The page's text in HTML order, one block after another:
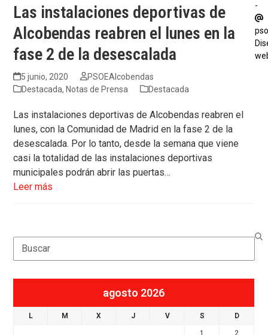
Las instalaciones deportivas de
Alcobendas reabren el lunes en la
fase 2 de la desescalada
5 junio, 2020
PSOEAlcobendas
Destacada,Notas de Prensa Destacada
Las instalaciones deportivas de Alcobendas reabren el
lunes, con la Comunidad de Madrid en la fase 2 de la
desescalada. Por lo tanto, desde la semana que viene
casi la totalidad de las instalaciones deportivas
municipales podrán abrir las puertas…
Leer más
Search
agosto 2026
L M X J V S D
1 2
-